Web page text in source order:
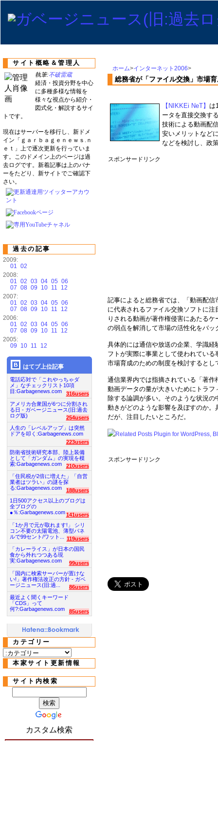
ホーム>インターネット2006>
総務省が「ファイル交換」市場
【NIKKEi NeT】 は
ータを直接交換す
技術による動画配
安いメリットなど
などを検討し、政
スポンサードリンク
記事によると総務省では、「動画配
に代表されるファイル交換ソフトに
りされる動画が著作権侵害にあたる
の弱点を解消して市場の活性化をバッ
具体的には通信や放送の企業、学識
フトが実際に事業として使われてい
市場育成のための制度を検討するとし
通信業界内では指摘されている「著
動画データの量が大きいためにトラ
除する論調が多い。そのような状況
動きがどのような影響を及ぼすのか
だが、注目したいところだ。
スポンサードリンク
サイト概略＆管理人
執筆:不破雷蔵
経済・投資分野を中心
に多種多様な情報を
様々な視点から紹介・
図式化・解説するサイ
トです。
現在はサーバーを移行し、新ドメ
イン「ｇａｒｂａｇｅｎｅｗｓ.ｎ
ｅｔ」上で逐次更新を行っていま
す。このドメイン上のページは過
去ログです。新着記事は上のバナ
ーをたどり、新サイトでご確認下
さい。
過去の記事
2009:
01 02
2008:
01 02 03 04 05 06
07 08 09 10 11
12
2007:
01 02 03 04 05 06
07 08 09 10 11
12
2006:
01 02 03 04 05 06
07 08 09 10 11
12
2005:
09
10 11 12
はてブ上位記事
電話応対で「これやっちゃダ
メ」なチェックリスト10項
目:Garbagenews.com
316users
アメリカ合衆国が6つに分割され
る日 - ガベージニュース(旧:過去
ログ版)
254users
人生の「レベルアップ」は突然
ドアを叩く:Garbagenews.com
223users
防衛省技術研究本部、陸上装備
として「ガンダム」の実現を模
索:Garbagenews.com
210users
「住民税が2倍に増えた」「自営
業者はツラい」の謎を探
る:Garbagenews.com
188users
1日500アクセス以上のブログは
全ブログの
●％:Garbagenews.com 141users
「1か月で元が取れます!」 シリ
コン不要の太陽電池、薄型パネ
ルで99セント/ワット...
119users
「カレーライス」が日本の国民
食から外れつつある現
実:Garbagenews.com
99users
「国内に検索サーバーが置けな
い!」著作権法改正の方針 - ガベ
ージニュース(旧:過...
86users
最近よく聞くキーワード
「CDS」って
何?:Garbagenews.com
85users
カテゴリー
本家サイト更新情報
サイト内検索
カスタム検索